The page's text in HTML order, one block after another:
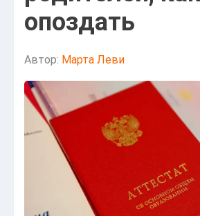
опоздать
Автор: Марта Леви